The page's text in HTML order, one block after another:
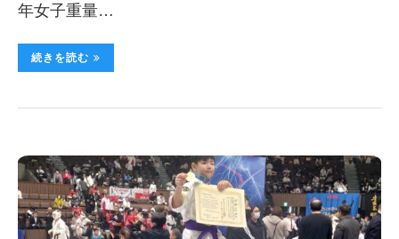
年女子重量…
続きを読む